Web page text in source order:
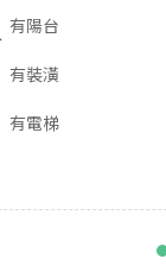
有陽台
有裝潢
有電梯